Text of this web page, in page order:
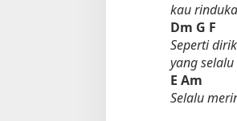
kau
Dm G F
Seperti
yang
E Am
Selalu